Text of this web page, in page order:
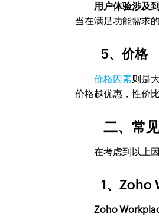
用户体验涉及
当在满足功能需求
5、价格
价格因素则是
价格越优惠，性价
二、常见
在考虑到以上因
1、Zoho
Zoho